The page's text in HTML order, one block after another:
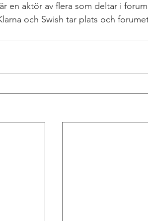
en aktör av flera som deltar i
och Swish tar plats och